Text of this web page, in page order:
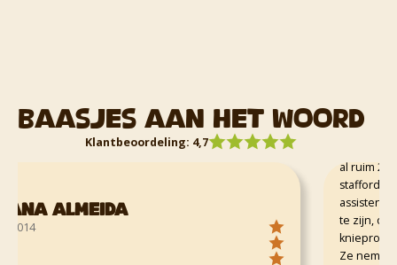
Baasjes aan het woord
Klantbeoordeling: 4,7
Almeida
al ruim 2 jaar
stafford Milo.
assistenten,
te zijn,
Ze nemen de